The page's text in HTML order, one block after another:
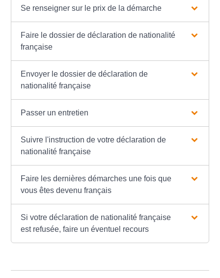
Se renseigner sur le prix de la démarche
Faire le dossier de déclaration de nationalité
française
Envoyer le dossier de déclaration de
nationalité française
Passer un entretien
Suivre l'instruction de votre déclaration de
nationalité française
Faire les dernières démarches une fois que
vous êtes devenu français
Si votre déclaration de nationalité française
est refusée, faire un éventuel recours